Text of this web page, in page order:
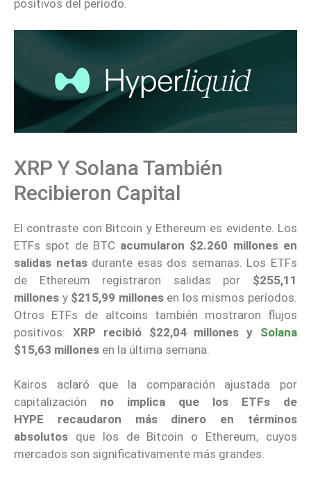
positivos del período.
XRP Y Solana También
Recibieron Capital
El contraste con Bitcoin y Ethereum es evidente. Los
ETFs spot de BTC acumularon $2.260 millones en
salidas netas durante esas dos semanas. Los ETFs
de Ethereum registraron salidas por $255,11
millones y $215,99 millonesen los mismos períodos.
Otros ETFs de altcoins también mostraron flujos
positivos: XRP recibió $22,04 millones y Solana
$15,63 millones en la última semana.
Kairos aclaró que la comparación ajustada por
capitalización no implica que los ETFs de
HYPE
recaudaron más dinero en términos
absolutos que los de Bitcoin o Ethereum, cuyos
mercados son significativamente más grandes.